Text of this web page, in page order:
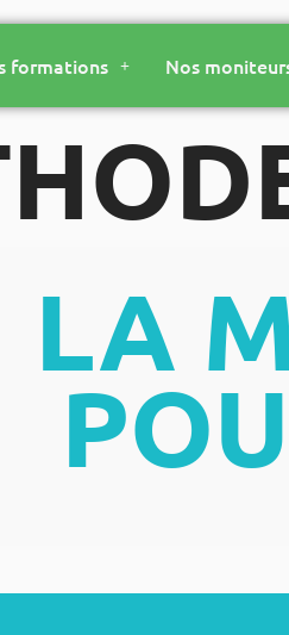
formations Nos
LA